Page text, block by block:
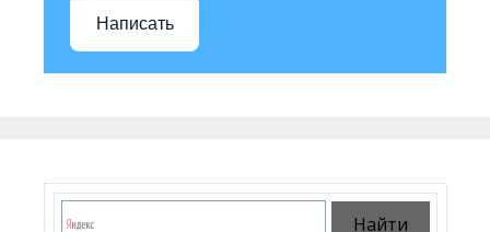
Написать